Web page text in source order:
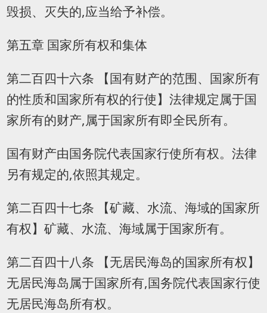
毁损、灭失的,应当给予补偿。
第五章 国家所有权和集体
第二百四十六条 【国有财产的范围、国家所有
的性质和国家所有权的行使】法律规定属于国
家所有的财产,属于国家所有即全民所有。
国有财产由国务院代表国家行使所有权。法律
另有规定的,依照其规定。
第二百四十七条 【矿藏、水流、海域的国家所
有权】矿藏、水流、海域属于国家所有。
第二百四十八条 【无居民海岛的国家所有权】
无居民海岛属于国家所有,国务院代表国家行使
无居民海岛所有权。